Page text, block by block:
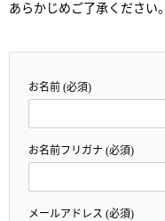
あらかじめご了承ください。
お名前 (必須)
お名前フリガナ (必須)
メールアドレス (必須)